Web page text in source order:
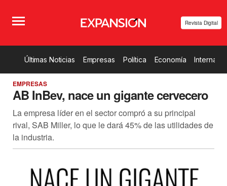
Revista Digital
Últimas Noticias Empresas Política Economía
EMPRESAS
AB InBev, nace un gigante cervecero
La empresa líder en el sector compró a su principal
rival, SAB Miller, lo que le dará 45% de las utilidades de
la industria.